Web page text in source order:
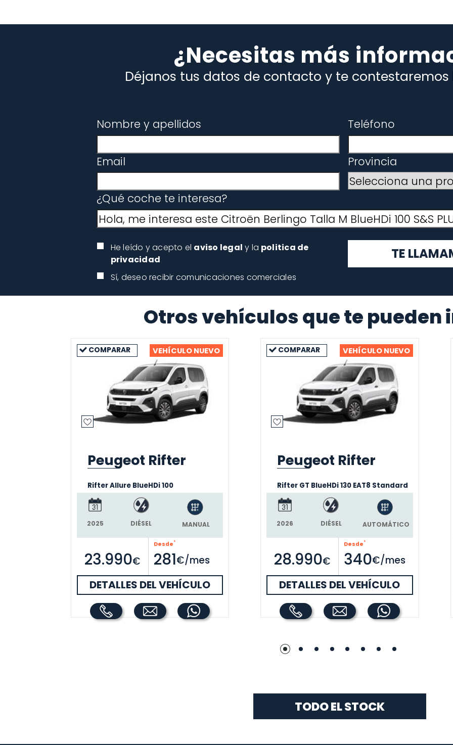
¿Necesitas más
Déjanos tus datos de contacto y te contestaremos
Nombre y apellidos Teléfono
Email Provincia
¿Qué coche te interesa?
He leído y acepto el aviso legal y la politica de
privacidad
Sí, deseo recibir comunicaciones comerciales
TE
Otros vehículos que te pueden
COMPARAR VEHÍCULO NUEVO
Peugeot Rifter
Rifter Allure BlueHDi 100
2025 DIÉSEL MANUAL
23.990€
Desde*
281€/mes
DETALLES DEL VEHÍCULO
COMPARAR VEHÍCULO NUEVO
Peugeot Rifter
Rifter GT BlueHDi 130 EAT8 Standard
2026 DIÉSEL AUTOMÁTICO
28.990€
Desde*
340€/mes
DETALLES DEL VEHÍCULO
TODO EL STOCK